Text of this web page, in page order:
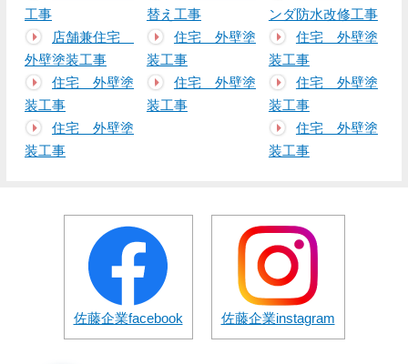
工事
替え工事
ンダ防水改修工事
店舗兼住宅
外壁塗装工事
住宅 外壁塗
装工事
住宅 外壁塗
装工事
住宅 外壁塗
装工事
住宅 外壁塗
装工事
住宅 外壁塗
装工事
住宅 外壁塗
装工事
住宅 外壁塗
装工事
佐藤企業facebook 佐藤企業instagram